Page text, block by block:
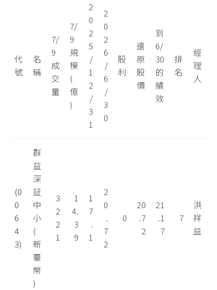
代
號
名
稱
7/
9
成
交
量
7/
9
規
模
(
億
)
2
0
2
5
/
1
2
/
3
1
2
0
2
6
/
6
/
3
0
股
利
還
原
股
價
到
6/
30
的
績
效
排
名
經
理
人
(0
0
6
4
3)
群
益
深
証
中
小
(
新
臺
幣
)
3
2
2
1
1
4.
3
9
1
7
.
1
2
0
.
7
2
0
20
.7
2
21
.1
7
7
洪
祥
益